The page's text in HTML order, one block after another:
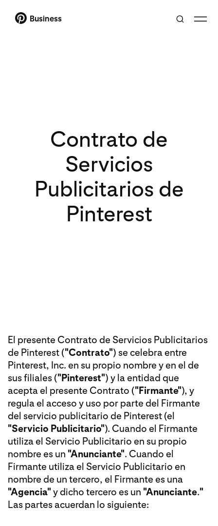
Business
Contrato de
Servicios
Publicitarios de
Pinterest
El presente Contrato de Servicios Publicitarios
de Pinterest ("Contrato") se celebra entre
Pinterest, Inc. en su propio nombre y en el de
sus filiales ("Pinterest") y la entidad que
acepta el presente Contrato ("Firmante"), y
regula el acceso y uso por parte del Firmante
del servicio publicitario de Pinterest (el
"Servicio Publicitario"). Cuando el Firmante
utiliza el Servicio Publicitario en su propio
nombre es un "Anunciante". Cuando el
Firmante utiliza el Servicio Publicitario en
nombre de un tercero, el Firmante es una
"Agencia" y dicho tercero es un "Anunciante."
Las partes acuerdan lo siguiente: